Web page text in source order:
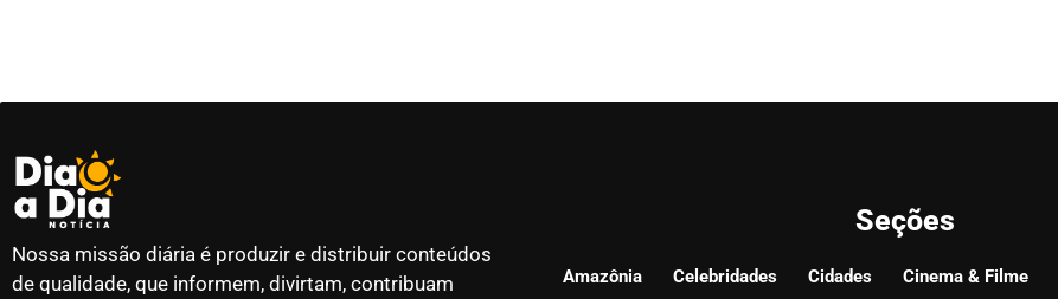
Nossa missão diária é produzir e distribuir conteúdos
de qualidade, que informem, divirtam, contribuam
Seções
Amazônia Celebridades Cidades Cinema & Filme